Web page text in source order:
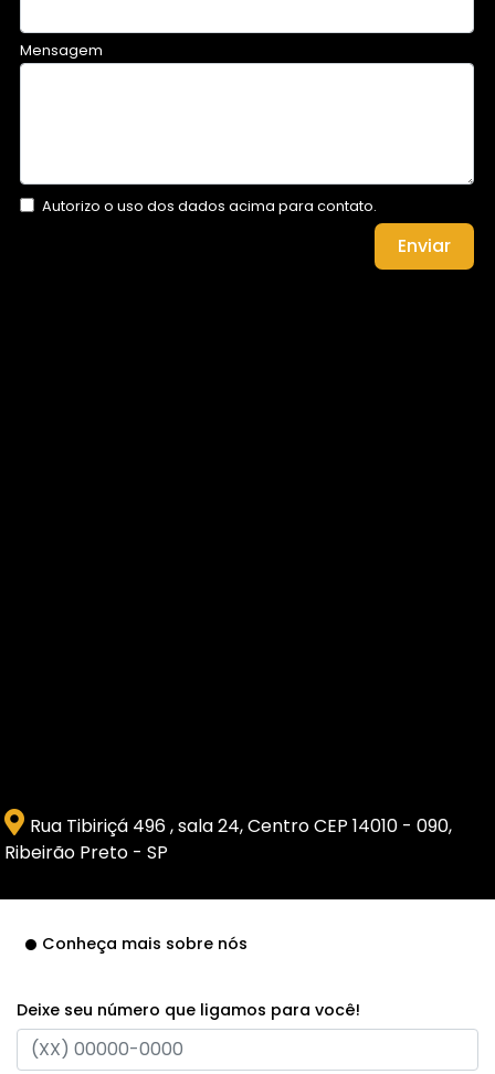
Mensagem
Autorizo o uso dos dados acima para contato.
Enviar
Rua Tibiriçá 496 , sala 24, Centro CEP 14010 - 090,
Ribeirão Preto - SP
Conheça mais sobre nós
Deixe seu número que ligamos para você!